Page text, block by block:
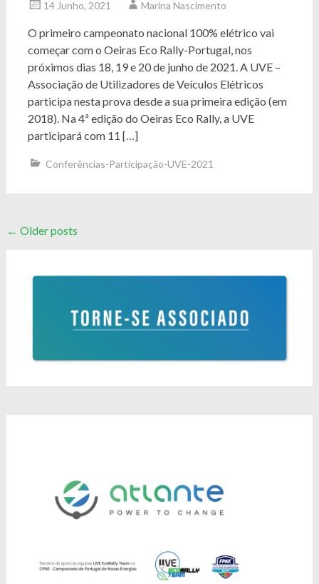
14 Junho, 2021 Marina Nascimento
O primeiro campeonato nacional 100% elétrico vai
começar com o Oeiras Eco Rally-Portugal, nos
próximos dias 18, 19 e 20 de junho de 2021. A UVE –
Associação de Utilizadores de Veículos Elétricos
participa nesta prova desde a sua primeira edição (em
2018). Na 4ª edição do Oeiras Eco Rally, a UVE
participará com 11 […]
Conferências-Participação-UVE-2021
Posts
← Older posts